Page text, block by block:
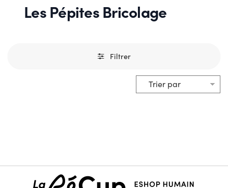
Les Pépites Bricolage
Filtrer